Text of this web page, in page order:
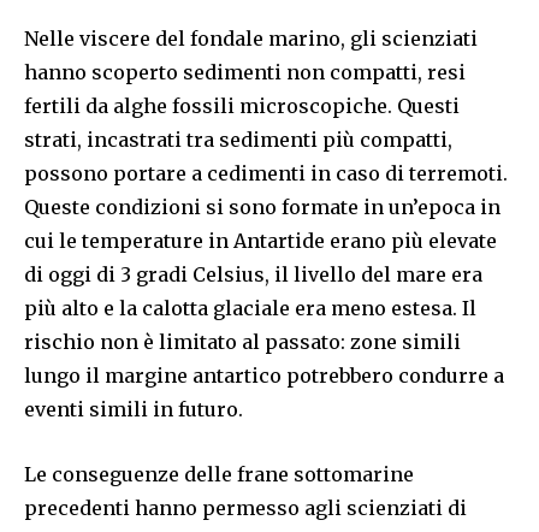
Nelle viscere del fondale marino, gli scienziati
hanno scoperto sedimenti non compatti, resi
fertili da alghe fossili microscopiche. Questi
strati, incastrati tra sedimenti più compatti,
possono portare a cedimenti in caso di terremoti.
Queste condizioni si sono formate in un’epoca in
cui le temperature in Antartide erano più elevate
di oggi di 3 gradi Celsius, il livello del mare era
più alto e la calotta glaciale era meno estesa. Il
rischio non è limitato al passato: zone simili
lungo il margine antartico potrebbero condurre a
eventi simili in futuro.
Le conseguenze delle frane sottomarine
precedenti hanno permesso agli scienziati di